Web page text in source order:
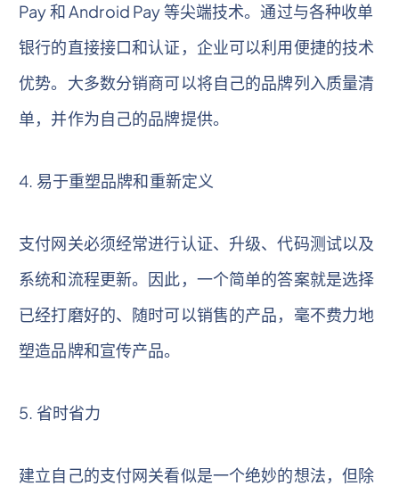
Pay 和 Android Pay 等尖端技术。通过与各种收单
银行的直接接口和认证，企业可以利用便捷的技术
优势。大多数分销商可以将自己的品牌列入质量清
单，并作为自己的品牌提供。
4. 易于重塑品牌和重新定义
支付网关必须经常进行认证、升级、代码测试以及
系统和流程更新。因此，一个简单的答案就是选择
已经打磨好的、随时可以销售的产品，毫不费力地
塑造品牌和宣传产品。
5. 省时省力
建立自己的支付网关看似是一个绝妙的想法，但除